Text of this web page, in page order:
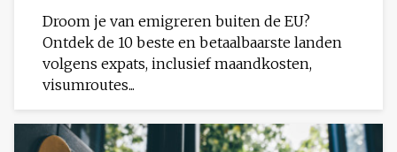
Droom je van emigreren buiten de EU?
Ontdek de 10 beste en betaalbaarste landen
volgens expats, inclusief maandkosten,
visumroutes...